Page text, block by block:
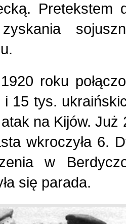
Strona poetycka (1)
znanych ludzi
Szkolnictwo (14)
naszych sąsiadów (9)
Pretekstem
roku
15 tys.
na Kijów.
wkroczyła 6.
w
się parada.